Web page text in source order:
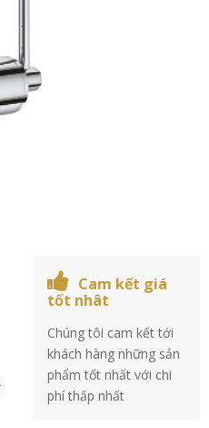
Cam kết giá
tốt nhât
Chúng tôi cam kết tới
khách hàng những sản
phẩm tốt nhất với chi
phí thấp nhất